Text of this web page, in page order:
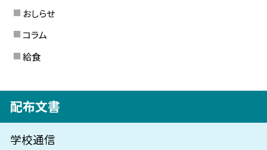
おしらせ
コラム
給食
配布文書
学校通信